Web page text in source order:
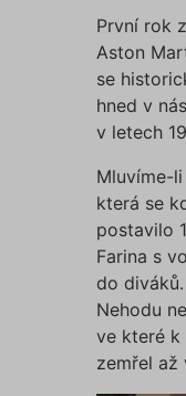
První rok
Aston
se
hned v
v letech
Mluvíme-
která se
postavilo
Farina s
do
Nehodu
ve které k
zemřel až